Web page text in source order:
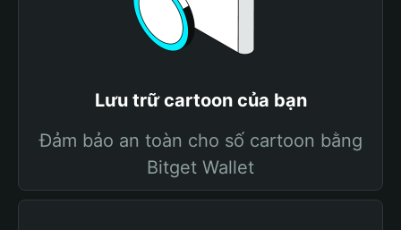
Lưu trữ cartoon của bạn
Đảm bảo an toàn cho số cartoon bằng
Bitget Wallet